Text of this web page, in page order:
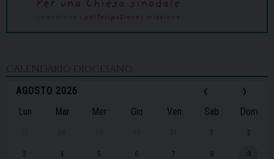
CALENDARIO DIOCESANO
‹
AGOSTO 2026 ›
Lun Mar Mer Gio Ven Sab Dom
1 2
3 4 5 6 7 8 9